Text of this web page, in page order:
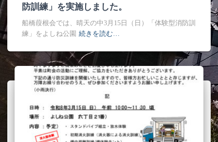
防訓練」を実施しました。
船橋葭根会では、晴天の中3月15日（日）「体験型消防訓
練」をよしね公園 続きを読む…